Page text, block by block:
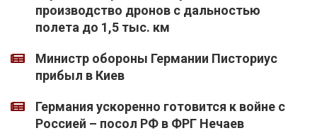
производство дронов с дальностью
полета до 1,5 тыс. км
Министр обороны Германии Писториус
прибыл в Киев
Германия ускоренно готовится к войне с
Россией – посол РФ в ФРГ Нечаев